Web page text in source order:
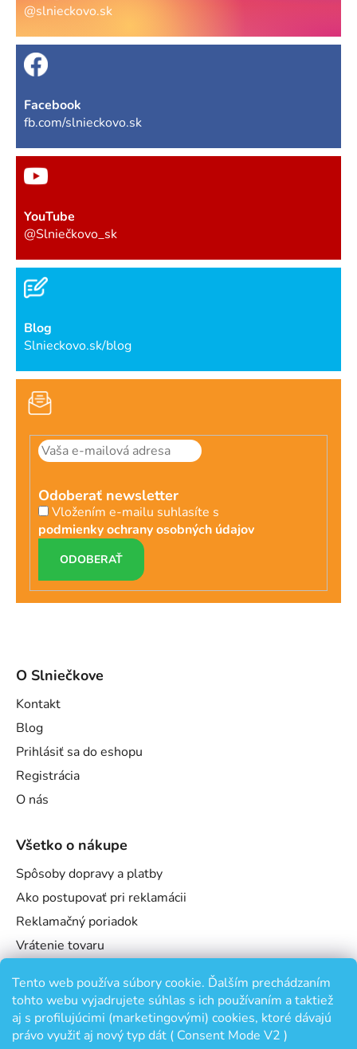
Tento web používa súbory cookie. Ďalším prechádzaním
tohto webu vyjadrujete súhlas s ich používaním a taktiež
aj s profilujúcimi (marketingovými) cookies, ktoré dávajú
právo využiť aj nový typ dát ( Consent Mode V2 )
@slnieckovo.sk
Facebook
fb.com/slnieckovo.sk
YouTube
@Slniečkovo_sk
Blog
Slnieckovo.sk/blog
Odoberať newsletter
Vložením e-mailu suhlasíte s
podmienky ochrany osobných údajov
PRIHLÁSIŤ
SA
O Slniečkove
Kontakt
Blog
Prihlásiť sa do eshopu
Registrácia
O nás
Všetko o nákupe
Spôsoby dopravy a platby
Ako postupovať pri reklamácii
Reklamačný poriadok
Vrátenie tovaru
Podmienky ochrany osobných údajov
Odstúpenie od zmluvy